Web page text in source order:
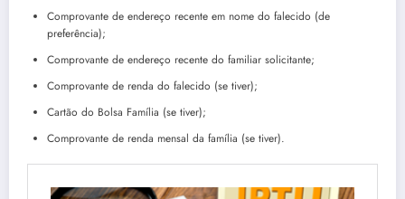
Comprovante de endereço recente em nome do falecido (de
preferência);
Comprovante de endereço recente do familiar solicitante;
Comprovante de renda do falecido (se tiver);
Cartão do Bolsa Família (se tiver);
Comprovante de renda mensal da família (se tiver).